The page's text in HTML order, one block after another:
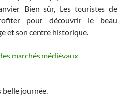
Bien sûr, Les touristes de
pour découvrir le beau
et son centre historique.
marchés médiévaux
belle journée.